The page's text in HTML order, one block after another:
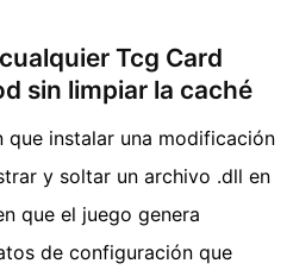
Tcg Card
sin limpiar la caché
que instalar una modificación
y soltar un archivo .dll en
que el juego genera
de configuración que